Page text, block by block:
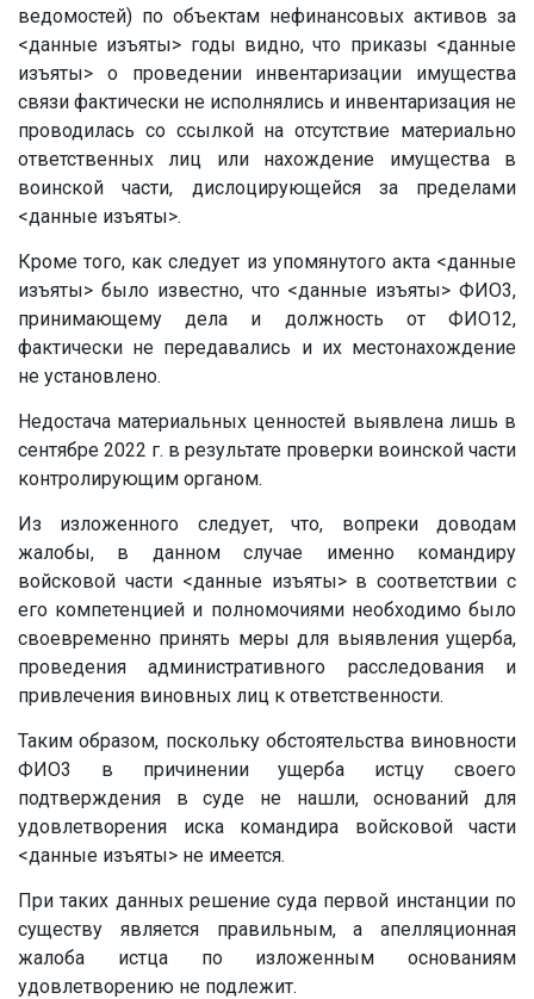
ведомостей) по объектам нефинансовых активов за
<данные изъяты> годы видно, что приказы <данные
изъяты> о проведении инвентаризации имущества
связи фактически не исполнялись и инвентаризация не
проводилась со ссылкой на отсутствие материально
ответственных лиц или нахождение имущества в
воинской части, дислоцирующейся за пределами
<данные изъяты>.
Кроме того, как следует из упомянутого акта <данные
изъяты> было известно, что <данные изъяты> ФИО3,
принимающему дела и должность от ФИО12,
фактически не передавались и их местонахождение
не установлено.
Недостача материальных ценностей выявлена лишь в
сентябре 2022 г. в результате проверки воинской части
контролирующим органом.
Из изложенного следует, что, вопреки доводам
жалобы, в данном случае именно командиру
войсковой части <данные изъяты>в соответствии с
его компетенцией и полномочиями необходимо было
своевременно принять меры для выявления ущерба,
проведения административного расследования и
привлечения виновных лиц к ответственности.
Таким образом, поскольку обстоятельства виновности
ФИО3 в причинении ущерба истцу своего
подтверждения в суде не нашли, оснований для
удовлетворения иска командира войсковой части
<данные изъяты> не имеется.
При таких данных решение суда первой инстанции по
существу является правильным, а апелляционная
жалоба истца по изложенным основаниям
удовлетворению не подлежит.